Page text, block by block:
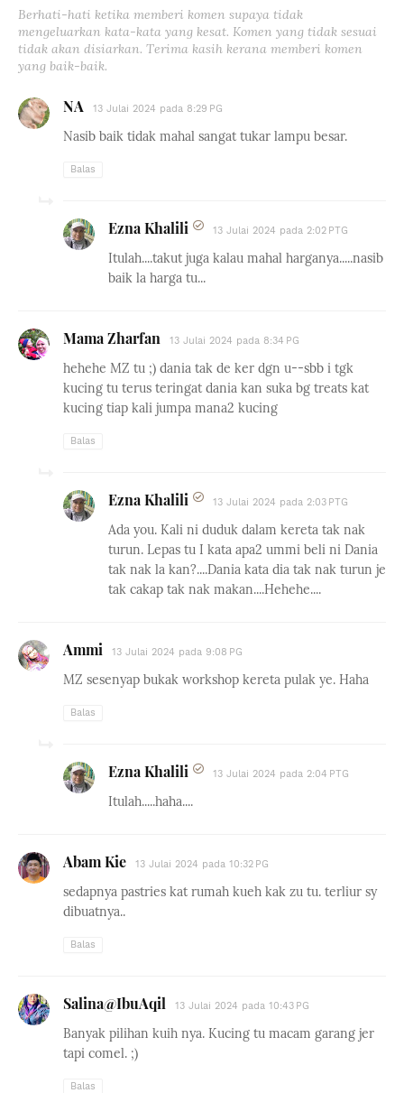
Berhati-hati ketika memberi komen supaya tidak
mengeluarkan kata-kata yang kesat. Komen yang tidak sesuai
tidak akan disiarkan. Terima kasih kerana memberi komen
yang baik-baik.
NA 13 Julai 2024 pada 8:29 PG
Nasib baik tidak mahal sangat tukar lampu besar.
Balas
Ezna Khalili 13 Julai 2024 pada 2:02 PTG
Itulah....takut juga kalau mahal harganya.....nasib
baik la harga tu...
Mama Zharfan 13 Julai 2024 pada 8:34 PG
hehehe MZ tu ;) dania tak de ker dgn u--sbb i tgk
kucing tu terus teringat dania kan suka bg treats kat
kucing tiap kali jumpa mana2 kucing
Balas
Ezna Khalili 13 Julai 2024 pada 2:03 PTG
Ada you. Kali ni duduk dalam kereta tak nak
turun. Lepas tu I kata apa2 ummi beli ni Dania
tak nak la kan?....Dania kata dia tak nak turun je
tak cakap tak nak makan....Hehehe....
Ammi 13 Julai 2024 pada 9:08 PG
MZ sesenyap bukak workshop kereta pulak ye. Haha
Balas
Ezna Khalili 13 Julai 2024 pada 2:04 PTG
Itulah.....haha....
Abam Kie 13 Julai 2024 pada 10:32 PG
sedapnya pastries kat rumah kueh kak zu tu. terliur sy
dibuatnya..
Balas
Salina@IbuAqil 13 Julai 2024 pada 10:43 PG
Banyak pilihan kuih nya. Kucing tu macam garang jer
tapi comel. ;)
Balas